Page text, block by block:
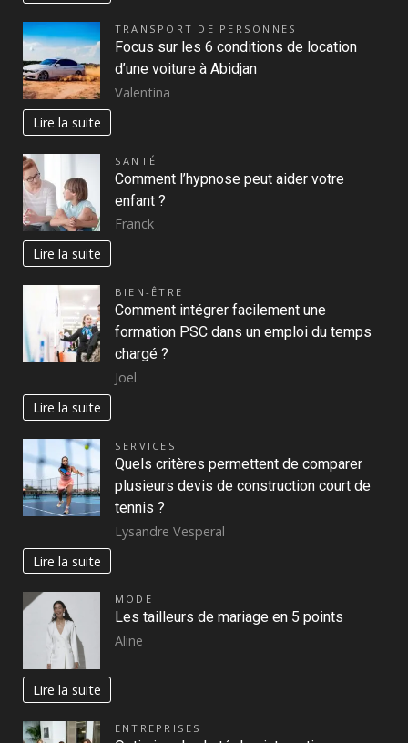
TRANSPORT DE PERSONNES
Focus sur les 6 conditions de location
d’une voiture à Abidjan
Valentina
Lire la suite
SANTÉ
Comment l’hypnose peut aider votre
enfant ?
Franck
Lire la suite
BIEN-ÊTRE
Comment intégrer facilement une
formation PSC dans un emploi du temps
chargé ?
Joel
Lire la suite
SERVICES
Quels critères permettent de comparer
plusieurs devis de construction court de
tennis ?
Lysandre Vesperal
Lire la suite
MODE
Les tailleurs de mariage en 5 points
Aline
Lire la suite
ENTREPRISES